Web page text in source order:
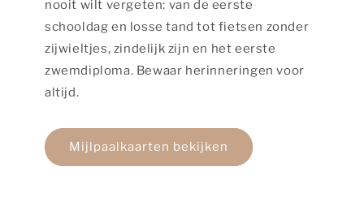
nooit wilt vergeten: van de eerste
schooldag en losse tand tot fietsen zonder
zijwieltjes, zindelijk zijn en het eerste
zwemdiploma. Bewaar herinneringen voor
altijd.
Mijlpaalkaarten bekijken